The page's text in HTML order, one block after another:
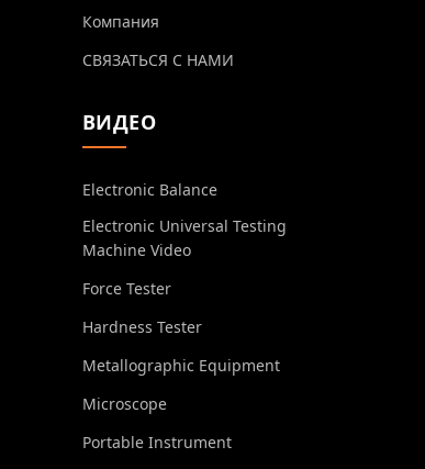
Компания
СВЯЗАТЬСЯ С НАМИ
ВИДЕО
Electronic Balance
Electronic Universal Testing
Machine Video
Force Tester
Hardness Tester
Metallographic Equipment
Microscope
Portable Instrument